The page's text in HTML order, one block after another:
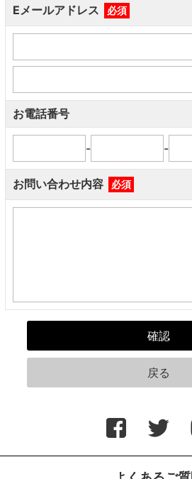
Eメールアドレス 必須
お電話番号
- -
お問い合わせ内容 必須